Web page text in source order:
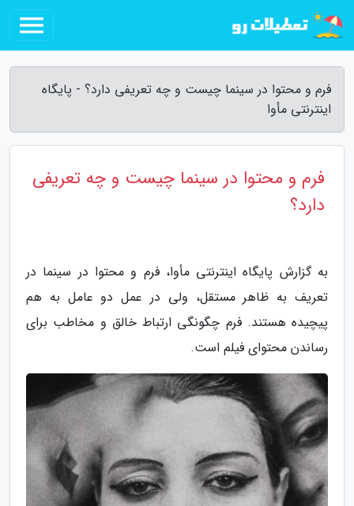
فرم و محتوا در سینما چیست و چه تعریفی دارد؟ - پایگاه
اینترنتی مأوا
فرم و محتوا در سینما چیست و چه تعریفی
دارد؟
به گزارش پایگاه اینترنتی مأوا، فرم و محتوا در سینما در
تعریف به ظاهر مستقل، ولی در عمل دو عامل به هم
پیچیده هستند. فرم چگونگی ارتباط خالق و مخاطب برای
رساندن محتوای فیلم است.